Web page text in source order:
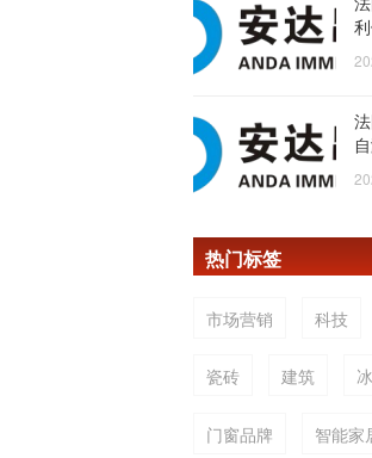
热门标签
市场营销 科技
瓷砖 建筑
门窗品牌 智能家